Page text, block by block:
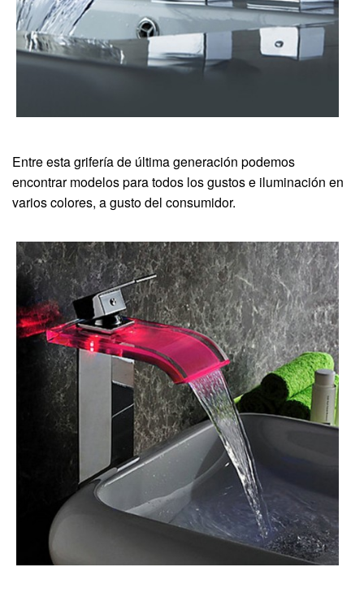
Entre esta grifería de última generación podemos
encontrar modelos para todos los gustos e iluminación en
varios colores, a gusto del consumidor.